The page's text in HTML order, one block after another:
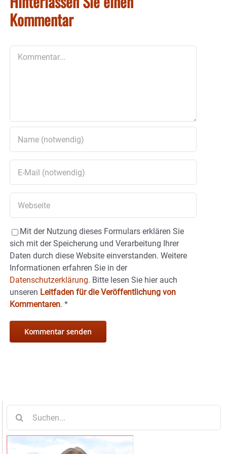
Kommentar
Mit der Nutzung dieses Formulars erklären Sie
sich mit der Speicherung und Verarbeitung Ihrer
Daten durch diese Website einverstanden. Weitere
Informationen erfahren Sie in der
Datenschutzerklärung. Bitte lesen Sie hier auch
unseren Leitfaden für die Veröffentlichung von
Kommentaren. *
nach: